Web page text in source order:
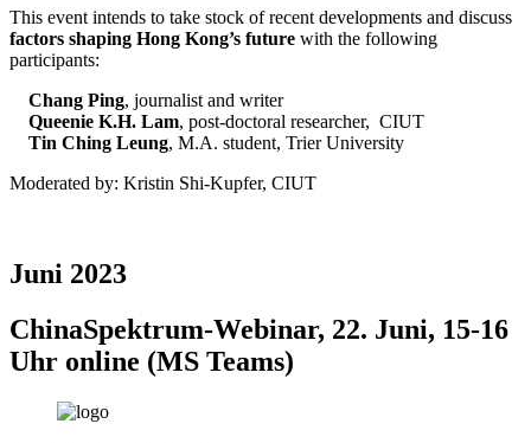
This event intends to take stock of recent developments and discuss
factors shaping Hong Kong’s future with the following
participants:
Chang Ping, journalist and writer
Queenie K.H. Lam, post-doctoral researcher, CIUT
Tin Ching Leung, M.A. student, Trier University
Moderated by: Kristin Shi-Kupfer, CIUT
Juni 2023
ChinaSpektrum-Webinar, 22. Juni, 15-16
Uhr online (MS Teams)